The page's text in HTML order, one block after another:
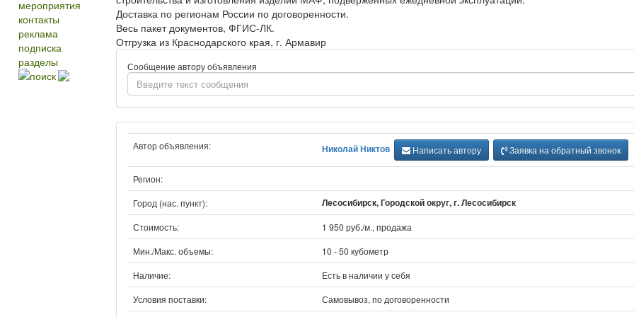
мероприятия
контакты
реклама
подписка
разделы
поиск
Доставка по регионам России по договоренности.
Весь пакет документов, ФГИС-ЛК.
Отгрузка из Краснодарского края, г. Армавир
Сообщение автору объявления
Автор объявления: Николай Никтов Написать автору Заявка на обратный звонок
Регион:
Город (нас. пункт):
Лесосибирск, Городской округ, г. Лесосибирск
Стоимость:
1 950 руб./м., продажа
Мин./Макс. объемы:
10 - 50 кубометр
Наличие:
Есть в наличии у себя
Условия поставки:
Самовывоз, по договоренности